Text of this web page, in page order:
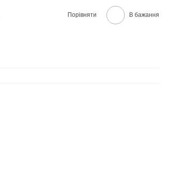
Порівняти В бажання